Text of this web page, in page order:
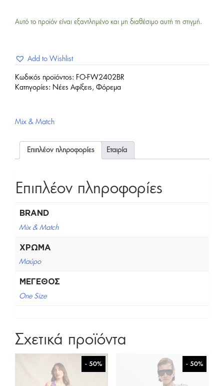
Αυτό το προϊόν είναι εξαντλημένο και μη διαθέσιμο αυτή τη στιγμή.
Add to Wishlist
Κωδικός προϊόντος: FO-FW2402BR
Κατηγορίες: Νέες Αφίξεις , Φόρεμα
Mix & Match
Επιπλέον πληροφορίες Εταιρία
Επιπλέον πληροφορίες
BRAND
Mix & Match
ΧΡΏΜΑ
Μαύρο
ΜΈΓΕΘΟΣ
One Size
Σχετικά προϊόντα
- 50% - 50%